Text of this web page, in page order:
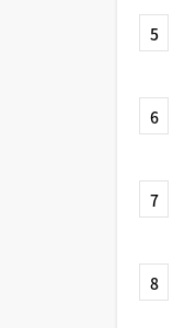
5
6
7
8